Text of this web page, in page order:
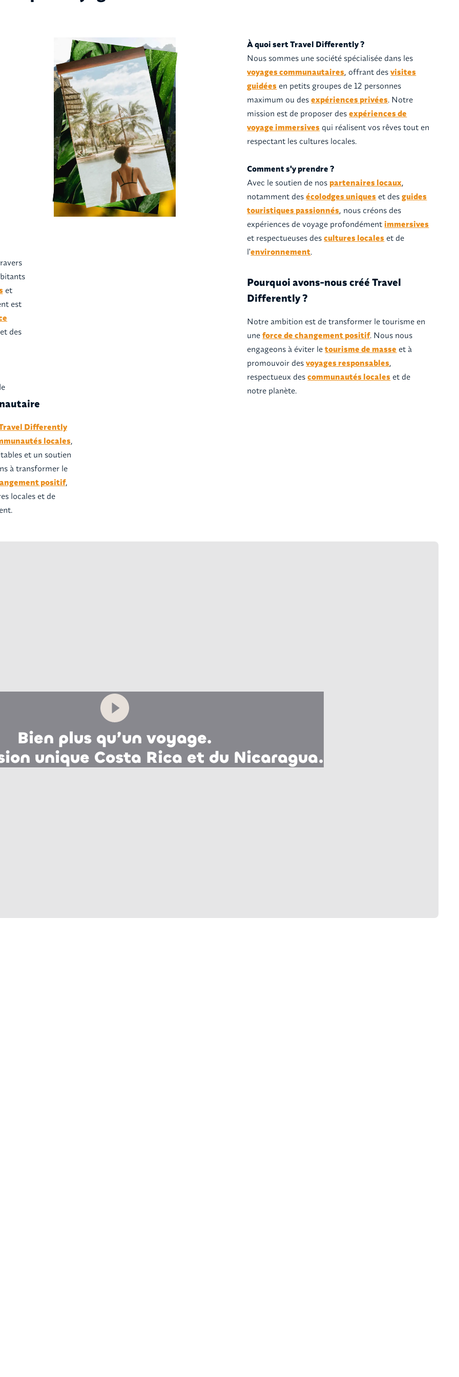
et
est
des
Differently
locales,
et un soutien
à transformer le
positif,
locales et de
À quoi sert Travel Differently ?
Nous sommes une société spécialisée dans les
voyages communautaires, offrant desvisites
guidées en petits groupes de 12 personnes
maximum ou desexpériences privées. Notre
mission est de proposer desexpériences de
voyage immersives qui réalisent vos rêves tout en
respectant les cultures locales.‍
Comment s'y prendre ?
Avec le soutien de nospartenaires locaux,
notamment desécolodges uniques et desguides
touristiques passionnés, nous créons des
expériences de voyage profondément immersives
et respectueuses descultures locales et de
l'environnement.‍
Pourquoi avons-nous créé Travel
Differently ?
Notre ambition est de transformer le tourisme en
uneforce de changement positif. Nous nous
engageons à éviter letourisme de masse et à
promouvoir desvoyages responsables,
respectueux descommunautés locales et de
notre planète.
Bien plus qu’un voyage.
unique Costa Rica et du Nicaragua.